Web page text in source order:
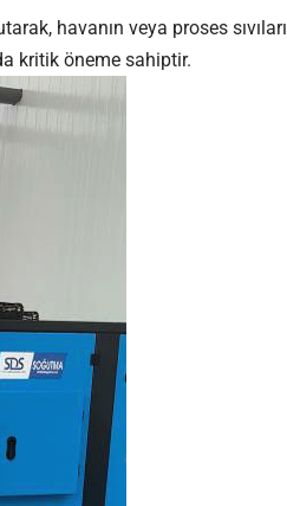
havanın veya proses
kritik öneme sahiptir.